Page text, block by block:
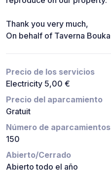
Thank you very much,
On behalf of Taverna Bouka
Precio de los servicios
Electricity 5,00 €
Precio del aparcamiento
Gratuit
Número de aparcamientos
150
Abierto/Cerrado
Abierto todo el año